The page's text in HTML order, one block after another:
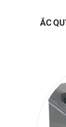
ẮC